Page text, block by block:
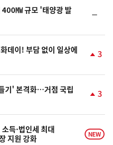
400㎿ 규모 '태양광 발
일
데이! 부담 없이 일상에
상
3
기' 본격화…거점 국립
상
승
3
득·법인세 최대
지원 강화
NEW